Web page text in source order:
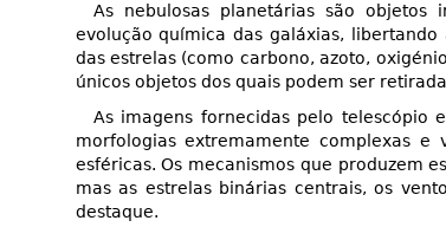
As nebulosas planetárias são
evolução química das galáxias,
das estrelas (como carbono, azoto,
únicos objetos dos quais podem ser
As imagens fornecidas pelo telescópio
morfologias extremamente complexas
esféricas. Os mecanismos que produzem
mas as estrelas binárias centrais, os
destaque.